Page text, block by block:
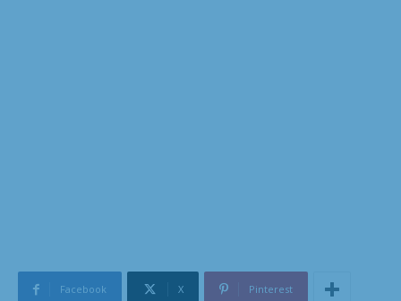
Facebook X Pinterest